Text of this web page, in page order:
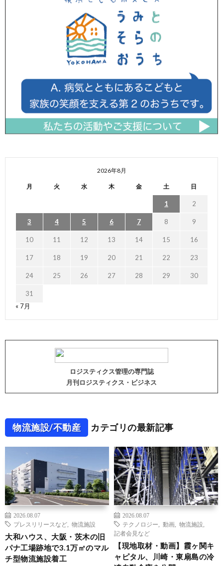
2026年8月
月 火 水 木 金 土 日
1 2
3 4 5 6 7 8 9
10 11 12 13 14 15 16
17 18 19 20 21 22 23
24 25 26 27 28 29 30
31
« 7月
ロジスティクス管理の専門誌
月刊ロジスティクス・ビジネス
物流施設/不動産 カテゴリの最新記事
2026.08.07
プレスリリースなど
物流施設
大和ハウス、大阪・茨木の旧
パナ工場跡地で3.1万㎡のマル
チ型物流施設着工
2026.08.07
テクノロジー
動画 物流施設
記者会見など
【現地取材・動画】霞ヶ関キ
ャピタル、川崎・東扇島の冷